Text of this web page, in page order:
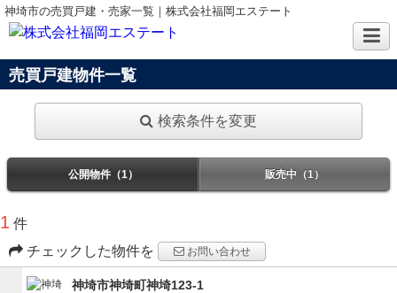
神埼市の売買戸建・売家一覧｜株式会社福岡エステート
売買戸建物件一覧
検索条件を変更
公開物件（1） 販売中（1）
1 件
チェックした物件を
お問い合わせ
神埼市神埼町神埼123-1